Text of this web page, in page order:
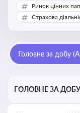
Ринок цінних
Страхова
Головне за добу
ГОЛОВНЕ ЗА ДОБУ